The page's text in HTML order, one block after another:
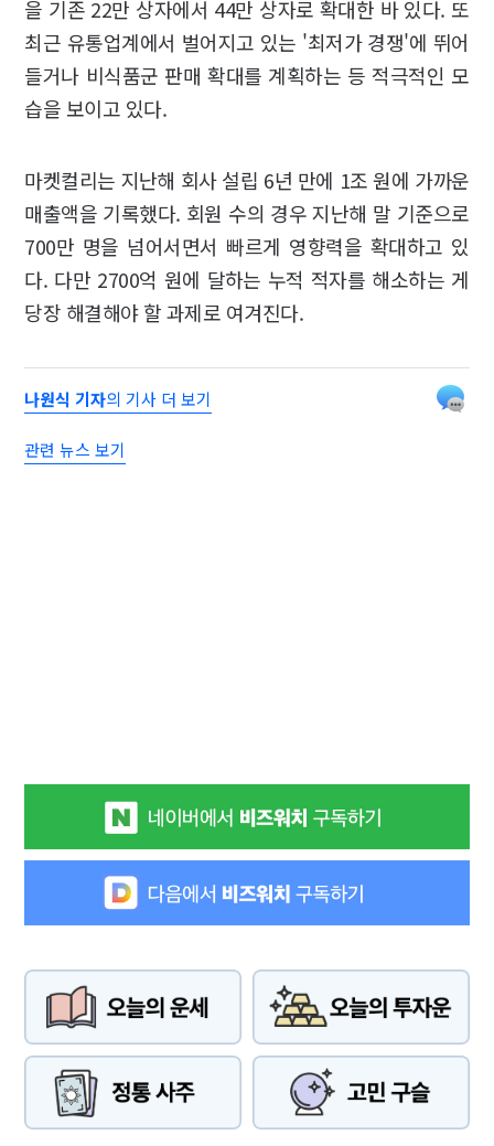
을 기존 22만 상자에서 44만 상자로 확대한 바 있다. 또
최근 유통업계에서 벌어지고 있는 '최저가 경쟁'에 뛰어
들거나 비식품군 판매 확대를 계획하는 등 적극적인 모
습을 보이고 있다.
마켓컬리는 지난해 회사 설립 6년 만에 1조 원에 가까운
매출액을 기록했다. 회원 수의 경우 지난해 말 기준으로
700만 명을 넘어서면서 빠르게 영향력을 확대하고 있
다. 다만 2700억 원에 달하는 누적 적자를 해소하는 게
당장 해결해야 할 과제로 여겨진다.
나원식 기자의 기사 더 보기
관련 뉴스 보기